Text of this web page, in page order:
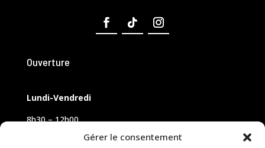
Gérer le consentement
Ouverture
Lundi-Vendredi
8h30 – 12h00